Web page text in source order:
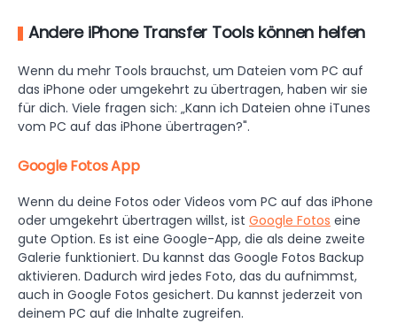
Andere iPhone Transfer Tools können helfen
Wenn du mehr Tools brauchst, um Dateien vom PC auf
das iPhone oder umgekehrt zu übertragen, haben wir sie
für dich. Viele fragen sich: „Kann ich Dateien ohne iTunes
vom PC auf das iPhone übertragen?".
Google Fotos App
Wenn du deine Fotos oder Videos vom PC auf das iPhone
oder umgekehrt übertragen willst, ist Google Fotos eine
gute Option. Es ist eine Google-App, die als deine zweite
Galerie funktioniert. Du kannst das Google Fotos Backup
aktivieren. Dadurch wird jedes Foto, das du aufnimmst,
auch in Google Fotos gesichert. Du kannst jederzeit von
deinem PC auf die Inhalte zugreifen.